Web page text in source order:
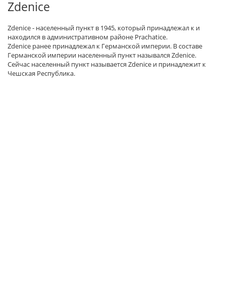
Zdenice
Zdenice - населенный пункт в 1945, который принадлежал к и
находился в административном районе Prachatice.
Zdenice ранее принадлежал к Германской империи. В составе
Германской империи населенный пункт назывался Zdenice.
Сейчас населенный пункт называется Zdenice и принадлежит к
Чешская Республика.